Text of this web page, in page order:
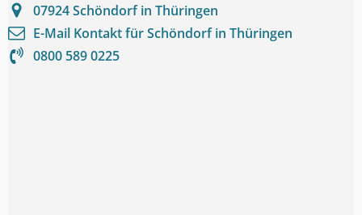
07924Schöndorf in Thüringen
E-Mail Kontakt fürSchöndorf in Thüringen
0800 589 0225